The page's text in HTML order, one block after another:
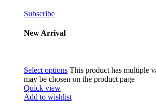
Subscribe
New Arrival
Select options This product has multiple
may be chosen on the product page
Quick view
Add to wishlist